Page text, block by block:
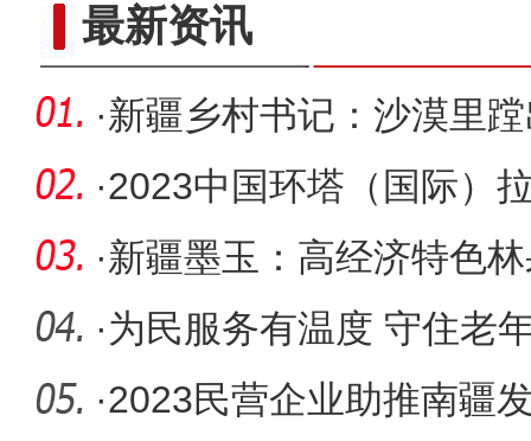
最新资讯
·新疆乡村书记：沙漠里
·2023中国环塔（国际）
车手激战
·新疆墨玉：高经济特色
众致富渠
·为民服务有温度 守住老
·2023民营企业助推南疆